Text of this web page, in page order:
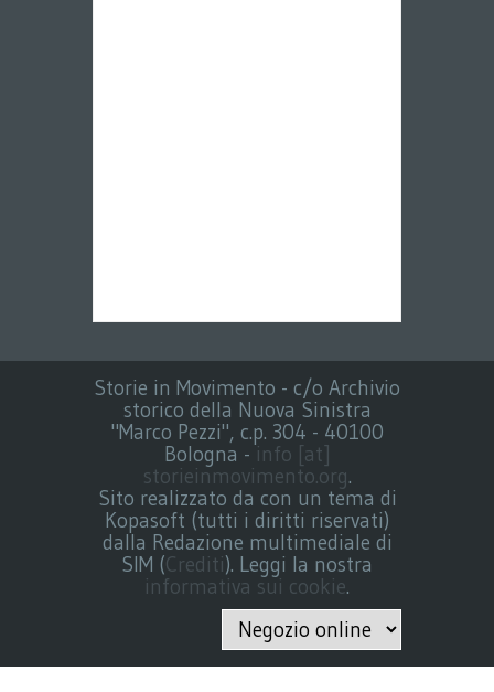
Storie in Movimento - c/o Archivio
storico della Nuova Sinistra
"Marco Pezzi", c.p. 304 - 40100
Bologna - info [at]
storieinmovimento.org.
Sito realizzato da con un tema di
Kopasoft (tutti i diritti riservati)
dalla Redazione multimediale di
SIM (Crediti). Leggi la nostra
informativa sui cookie.